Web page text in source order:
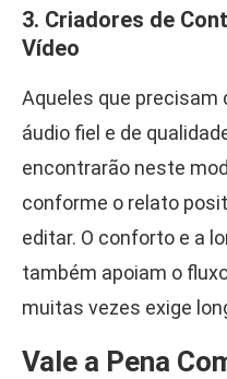
3. Criadores de
Vídeo
Aqueles que precisam
áudio fiel e de
encontrarão neste
conforme o relato
editar. O conforto e a
também apoiam o
muitas vezes exige
Vale a Pena